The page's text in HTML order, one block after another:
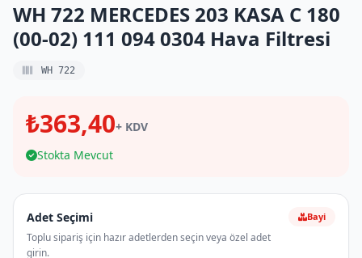
WH 722 MERCEDES 203 KASA C 180
(00-02) 111 094 0304 Hava Filtresi
WH 722
₺363,40+ KDV
Stokta Mevcut
Adet Seçimi
Toplu sipariş için hazır adetlerden seçin veya özel adet
girin.
Bayi